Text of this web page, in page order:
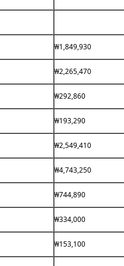
₩1,849,930
₩2,265,470
₩292,860
₩193,290
₩2,549,410
₩4,743,250
₩744,890
₩334,000
₩153,100